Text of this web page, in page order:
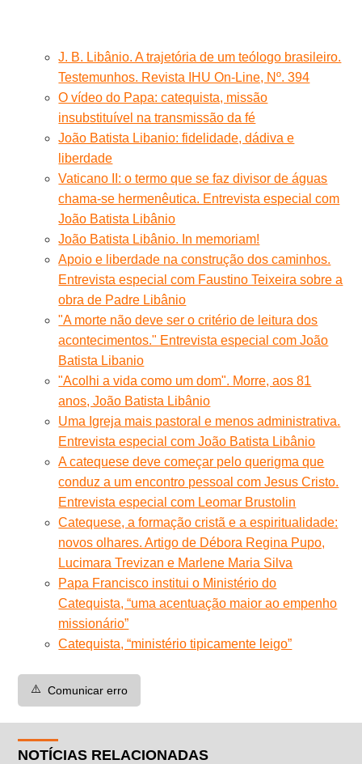
J. B. Libânio. A trajetória de um teólogo brasileiro.
Testemunhos. Revista IHU On-Line, Nº. 394
O vídeo do Papa: catequista, missão
insubstituível na transmissão da fé
João Batista Libanio: fidelidade, dádiva e
liberdade
Vaticano II: o termo que se faz divisor de águas
chama-se hermenêutica. Entrevista especial com
João Batista Libânio
João Batista Libânio. In memoriam!
Apoio e liberdade na construção dos caminhos.
Entrevista especial com Faustino Teixeira sobre a
obra de Padre Libânio
"A morte não deve ser o critério de leitura dos
acontecimentos." Entrevista especial com João
Batista Libanio
"Acolhi a vida como um dom". Morre, aos 81
anos, João Batista Libânio
Uma Igreja mais pastoral e menos administrativa.
Entrevista especial com João Batista Libânio
A catequese deve começar pelo querigma que
conduz a um encontro pessoal com Jesus Cristo.
Entrevista especial com Leomar Brustolin
Catequese, a formação cristã e a espiritualidade:
novos olhares. Artigo de Débora Regina Pupo,
Lucimara Trevizan e Marlene Maria Silva
Papa Francisco institui o Ministério do
Catequista, “uma acentuação maior ao empenho
missionário”
Catequista, “ministério tipicamente leigo”
⚠️ Comunicar erro
NOTÍCIAS RELACIONADAS